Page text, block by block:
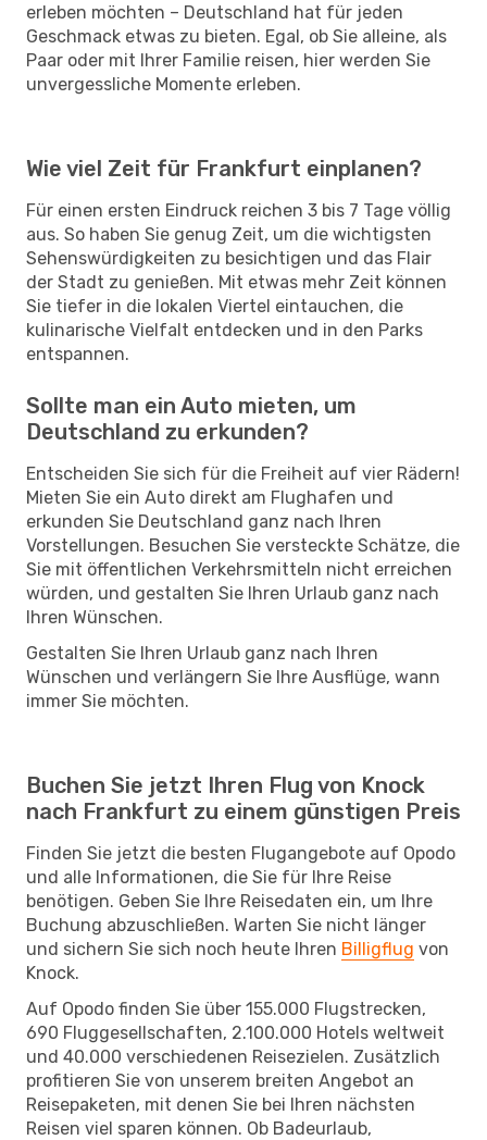
erleben möchten – Deutschland hat für jeden
Geschmack etwas zu bieten. Egal, ob Sie alleine, als
Paar oder mit Ihrer Familie reisen, hier werden Sie
unvergessliche Momente erleben.
Wie viel Zeit für Frankfurt einplanen?
Für einen ersten Eindruck reichen 3 bis 7 Tage völlig
aus. So haben Sie genug Zeit, um die wichtigsten
Sehenswürdigkeiten zu besichtigen und das Flair
der Stadt zu genießen. Mit etwas mehr Zeit können
Sie tiefer in die lokalen Viertel eintauchen, die
kulinarische Vielfalt entdecken und in den Parks
entspannen.
Sollte man ein Auto mieten, um
Deutschland zu erkunden?
Entscheiden Sie sich für die Freiheit auf vier Rädern!
Mieten Sie ein Auto direkt am Flughafen und
erkunden Sie Deutschland ganz nach Ihren
Vorstellungen. Besuchen Sie versteckte Schätze, die
Sie mit öffentlichen Verkehrsmitteln nicht erreichen
würden, und gestalten Sie Ihren Urlaub ganz nach
Ihren Wünschen.
Gestalten Sie Ihren Urlaub ganz nach Ihren
Wünschen und verlängern Sie Ihre Ausflüge, wann
immer Sie möchten.
Buchen Sie jetzt Ihren Flug von Knock
nach Frankfurt zu einem günstigen Preis
Finden Sie jetzt die besten Flugangebote auf Opodo
und alle Informationen, die Sie für Ihre Reise
benötigen. Geben Sie Ihre Reisedaten ein, um Ihre
Buchung abzuschließen. Warten Sie nicht länger
und sichern Sie sich noch heute Ihren Billigflug von
Knock.
Auf Opodo finden Sie über 155.000 Flugstrecken,
690 Fluggesellschaften, 2.100.000 Hotels weltweit
und 40.000 verschiedenen Reisezielen. Zusätzlich
profitieren Sie von unserem breiten Angebot an
Reisepaketen, mit denen Sie bei Ihren nächsten
Reisen viel sparen können. Ob Badeurlaub,